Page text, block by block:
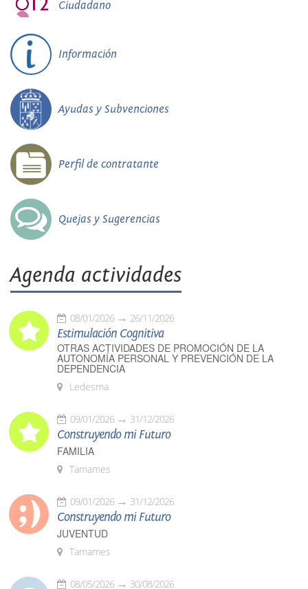
Ciudadano
Información
Ayudas y Subvenciones
Perfil de contratante
Quejas y Sugerencias
Agenda actividades
08/01/2026 26/11/2026
Estimulación Cognitiva
OTRAS ACTIVIDADES DE PROMOCIÓN DE LA
AUTONOMÍA PERSONAL Y PREVENCIÓN DE LA
DEPENDENCIA
Ledesma
09/01/2026 31/12/2026
Construyendo mi Futuro
FAMILIA
Tamames
09/01/2026 31/12/2026
Construyendo mi Futuro
JUVENTUD
Tamames
08/05/2026 30/08/2026